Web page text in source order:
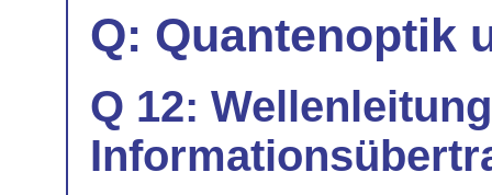
Q: Quantenoptik
Q 12: